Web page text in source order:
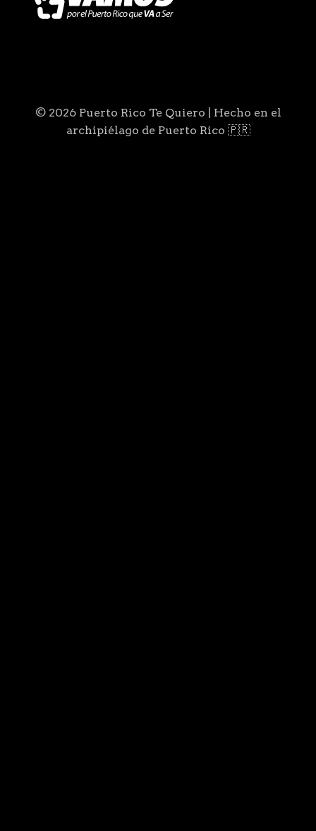
© 2026 Puerto Rico Te Quiero | Hecho en el
archipiélago de Puerto Rico 🇵🇷